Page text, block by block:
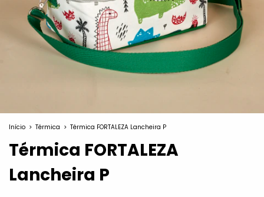
Início > Térmica > Térmica FORTALEZA Lancheira P
Térmica FORTALEZA
Lancheira P